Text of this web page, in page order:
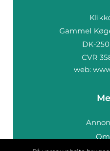
web: